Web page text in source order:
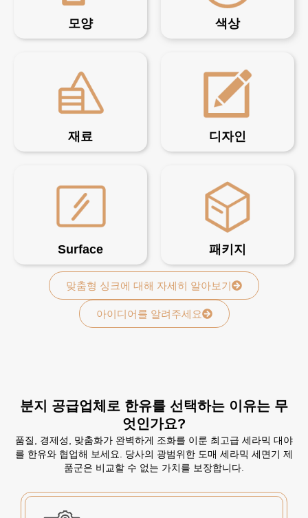
모양 색상
재료 디자인
Surface 패키지
맞춤형 싱크에 대해 자세히 알아보기
아이디어를 알려주세요
분지 공급업체로 한유를 선택하는 이유는 무
엇인가요?
품질, 경제성, 맞춤화가 완벽하게 조화를 이룬 최고급 세라믹 대야
를 한유와 협업해 보세요. 당사의 광범위한 도매 세라믹 세면기 제
품군은 비교할 수 없는 가치를 보장합니다.